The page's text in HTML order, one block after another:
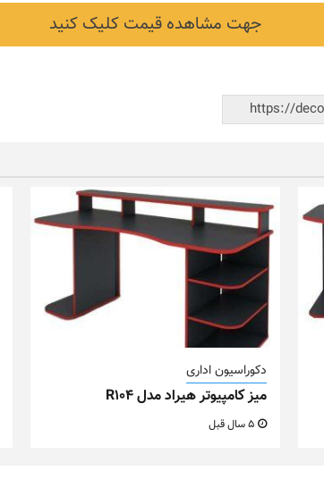
جهت مشاهده قیمت کلیک کنید
دکوراسیون اداری
میز کامپیوتر هیراد مدل R104
5 سال قبل